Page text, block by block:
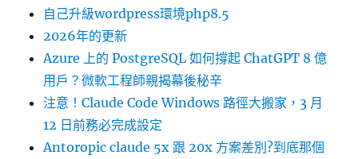
自己升級wordpress環境php8.5
2026年的更新
Azure 上的 PostgreSQL 如何撐起 ChatGPT 8 億
用戶？微軟工程師親揭幕後秘辛
注意！Claude Code Windows 路徑大搬家，3 月
12 日前務必完成設定
Antoropic claude 5x 跟 20x 方案差別?到底那個